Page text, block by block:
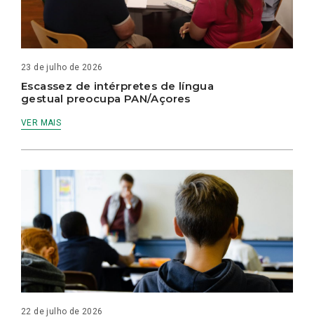
23 de julho de 2026
Escassez de intérpretes de língua
gestual preocupa PAN/Açores
VER MAIS
22 de julho de 2026